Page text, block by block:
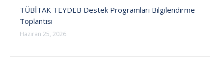
TÜBİTAK TEYDEB Destek Programları Bilgilendirme
Toplantısı
Haziran 25, 2026